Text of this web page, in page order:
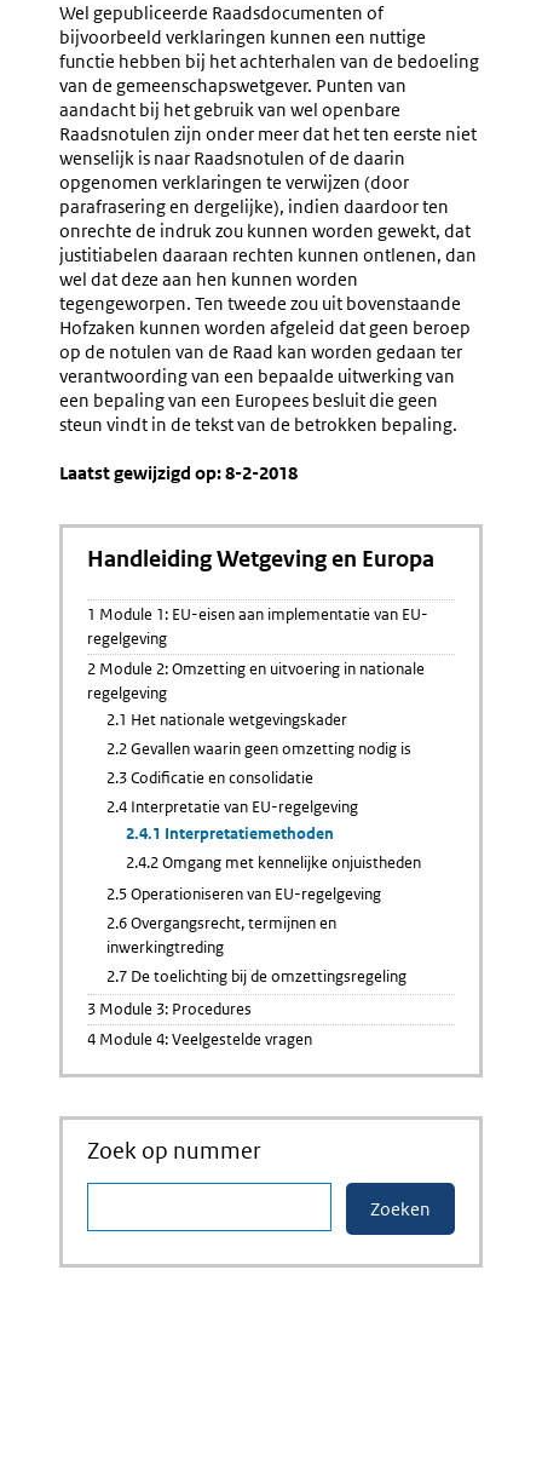
Wel gepubliceerde Raadsdocumenten of
bijvoorbeeld verklaringen kunnen een nuttige
functie hebben bij het achterhalen van de bedoeling
van de gemeenschapswetgever. Punten van
aandacht bij het gebruik van wel openbare
Raadsnotulen zijn onder meer dat het ten eerste niet
wenselijk is naar Raadsnotulen of de daarin
opgenomen verklaringen te verwijzen (door
parafrasering en dergelijke), indien daardoor ten
onrechte de indruk zou kunnen worden gewekt, dat
justitiabelen daaraan rechten kunnen ontlenen, dan
wel dat deze aan hen kunnen worden
tegengeworpen. Ten tweede zou uit bovenstaande
Hofzaken kunnen worden afgeleid dat geen beroep
op de notulen van de Raad kan worden gedaan ter
verantwoording van een bepaalde uitwerking van
een bepaling van een Europees besluit die geen
steun vindt in de tekst van de betrokken bepaling.
Laatst gewijzigd op: 8-2-2018
Handleiding Wetgeving en Europa
1 Module 1: EU-eisen aan implementatie van EU-
regelgeving
2 Module 2: Omzetting en uitvoering in nationale
regelgeving
2.1 Het nationale wetgevingskader
2.2 Gevallen waarin geen omzetting nodig is
2.3 Codificatie en consolidatie
2.4 Interpretatie van EU-regelgeving
2.4.1 Interpretatiemethoden
2.4.2 Omgang met kennelijke onjuistheden
2.5 Operationiseren van EU-regelgeving
2.6 Overgangsrecht, termijnen en
inwerkingtreding
2.7 De toelichting bij de omzettingsregeling
3 Module 3: Procedures
4 Module 4: Veelgestelde vragen
Zoek op nummer